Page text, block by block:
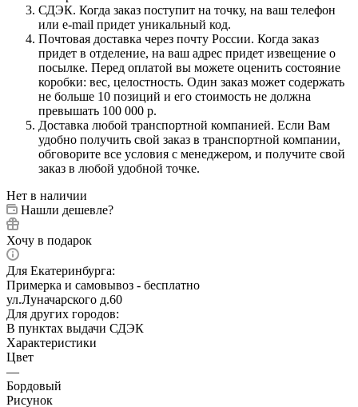
СДЭК. Когда заказ поступит на точку, на ваш телефон
или e-mail придет уникальный код.
Почтовая доставка через почту России. Когда заказ
придет в отделение, на ваш адрес придет извещение о
посылке. Перед оплатой вы можете оценить состояние
коробки: вес, целостность. Один заказ может содержать
не больше 10 позиций и его стоимость не должна
превышать 100 000 р.
Доставка любой транспортной компанией. Если Вам
удобно получить свой заказ в транспортной компании,
обговорите все условия с менеджером, и получите свой
заказ в любой удобной точке.
Нет в наличии
Нашли дешевле?
Хочу в подарок
Для Екатеринбурга:
Примерка и самовывоз - бесплатно
ул.Луначарского д.60
Для других городов:
В пунктах выдачи СДЭК
Характеристики
Цвет
—
Бордовый
Рисунок